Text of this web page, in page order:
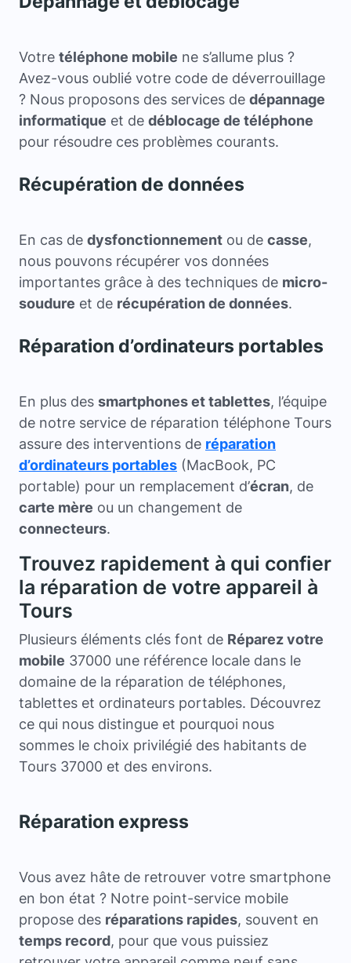
Votre téléphone mobile ne s’allume plus ?
Avez-vous oublié votre code de déverrouillage
? Nous proposons des services de dépannage
informatique et de déblocage de téléphone
pour résoudre ces problèmes courants.
Récupération de données
En cas de dysfonctionnement ou de casse,
nous pouvons récupérer vos données
importantes grâce à des techniques de micro-
soudure et de récupération de données.
Réparation d’ordinateurs portables
En plus des smartphones et tablettes, l’équipe
de notre service de réparation téléphone Tours
assure des interventions de réparation
d’ordinateurs portables (MacBook, PC
portable) pour un remplacement d’écran, de
carte mère ou un changement de
connecteurs.
Trouvez rapidement à qui confier
la réparation de votre appareil à
Tours
Plusieurs éléments clés font de Réparez votre
mobile 37000 une référence locale dans le
domaine de la réparation de téléphones,
tablettes et ordinateurs portables. Découvrez
ce qui nous distingue et pourquoi nous
sommes le choix privilégié des habitants de
Tours 37000 et des environs.
Réparation express
Vous avez hâte de retrouver votre smartphone
en bon état ? Notre point-service mobile
propose des réparations rapides, souvent en
temps record, pour que vous puissiez